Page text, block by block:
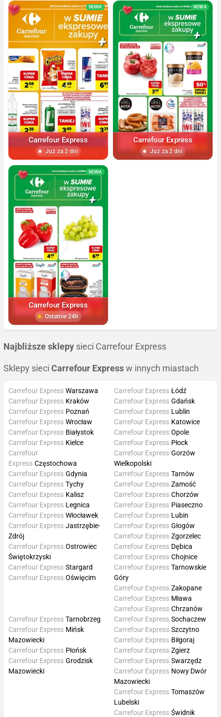
NOWA
Carrefour Express
Już za 2 dni
NOWA
Carrefour Express
Już za 2 dni
NOWA
Carrefour Express
Ostatnie 24h
Najbliższe sklepy sieci Carrefour Express
Sklepy sieci Carrefour Express w innych miastach
Carrefour Express Warszawa
Carrefour Express Kraków
Carrefour Express Poznań
Carrefour Express Wrocław
Carrefour Express Łódź
Carrefour Express Gdańsk
Carrefour Express Lublin
Carrefour Express Katowice
Carrefour Express Białystok
Carrefour Express Kielce
Carrefour
Express Częstochowa
Carrefour Express Gdynia
Carrefour Express Opole
Carrefour Express Płock
Carrefour Express Gorzów
Wielkopolski
Carrefour Express Tarnów
Carrefour Express Tychy
Carrefour Express Kalisz
Carrefour Express Legnica
Carrefour Express Włocławek
Carrefour Express Zamość
Carrefour Express Chorzów
Carrefour Express Piaseczno
Carrefour Express Lubin
Carrefour Express Jastrzębie-
Zdrój
Carrefour Express Ostrowiec
Świętokrzyski
Carrefour Express Stargard
Carrefour Express Oświęcim
Carrefour Express Głogów
Carrefour Express Zgorzelec
Carrefour Express Dębica
Carrefour Express Chojnice
Carrefour Express Tarnowskie
Góry
Carrefour Express Zakopane
Carrefour Express Mława
Carrefour Express Chrzanów
Carrefour Express Tarnobrzeg
Carrefour Express Mińsk
Mazowiecki
Carrefour Express Płońsk
Carrefour Express Grodzisk
Mazowiecki
Carrefour Express Sochaczew
Carrefour Express Szczytno
Carrefour Express Biłgoraj
Carrefour Express Zgierz
Carrefour Express Swarzędz
Carrefour Express Nowy Dwór
Mazowiecki
Carrefour Express Tomaszów
Lubelski
Carrefour Express Świdnik